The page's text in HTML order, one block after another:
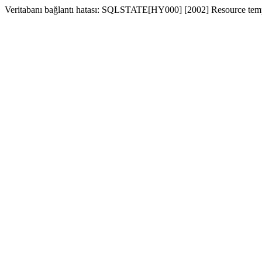
Veritabanı bağlantı hatası: SQLSTATE[HY000] [2002] Resource